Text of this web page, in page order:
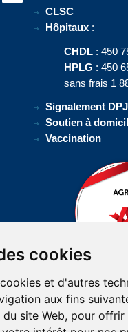
cookies
et d'autres
aux fins
site Web, pour offrir
CLSC
Hôpitaux :
CHDL : 450
HPLG : 450
sans frais 1
Signalement DPJ
Soutien à
Vaccination